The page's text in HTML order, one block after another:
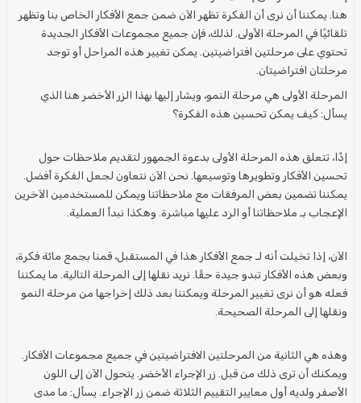
هنا. يمكننا أن نرى أن الفكرة تظهر الآن ضمن جمع الأفكار الخاص بنا وتظهر
تلقائيًا في المرحلة الأولى. لذلك، فإن جميع مجموعات الأفكار الجديدة
تحتوي على مرحلتين افتراضيتين. يمكن تغيير هذه المراحل أو توجد
مرحلتان افتراضيتان.
المرحلة الأولى هي مرحلة النمو، ويشار إليها بهذا الزر الأخضر هنا الذي
يسأل: كيف يمكن تحسين هذه الفكرة؟
إذًا، تتعلق هذه المرحلة الأولى بدعوة الجمهور لتقديم ملاحظات حول
تحسين الأفكار وتطويرها وتوسيعها. نحن الآن نتعاون لجعل الفكرة أفضل.
يمكننا تضمين بعض المرفقات مع ملاحظاتنا ويمكن للمستخدمين الآخرين
الإعجاب بـ ملاحظاتنا أو الرد عليها مباشرة. وهكذا نبدأ العملية.
الآن، إذا تخيلت أنه لـ جمع الأفكار هذا في المستقبل، قمنا بجمع مائة فكرة،
وبعض هذه الأفكار تبدو جيدة حقًا. نريد نقلها إلى المرحلة التالية. ما يمكننا
فعله هو أن نرى تغيير المرحلة ويمكننا بعد ذلك إخراجها من مرحلة النمو
ونقلها إلى المرحلة الصحيحة.
وهذه هي الثانية من المرحلتين الافتراضيتين في جميع مجموعات الأفكار
ويمكنك أن ترى ذلك من قبل. زر الإجراء الأخضر. يتحول الآن إلى اللون
الأصفر ولديه أول معايير التقييم الثلاثة ضمن زر الإجراء. يسأل: ما مدى